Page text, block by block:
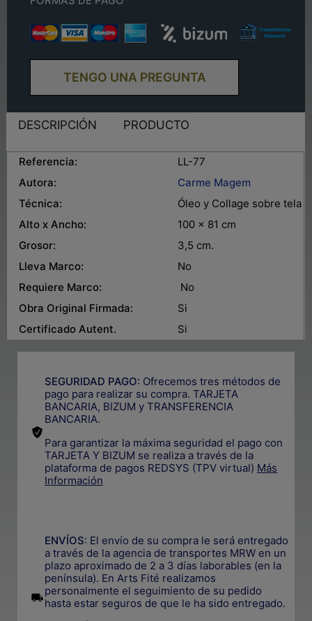
TENGO UNA PREGUNTA
DESCRIPCIÓN PRODUCTO
Referencia:
LL-77
Autora:
Carme Magem
Técnica:
Óleo y Collage sobre tela
Alto x Ancho:
100 x 81 cm
Grosor:
3,5 cm.
Lleva Marco:
No
Requiere Marco:
No
Obra Original Firmada:
Si
Certificado Autent.
Si
SEGURIDAD PAGO: Ofrecemos tres métodos de
pago para realizar su compra. TARJETA
BANCARIA, BIZUM y TRANSFERENCIA
BANCARIA.
Para garantizar la máxima seguridad el pago con
TARJETA Y BIZUM se realiza a través de la
plataforma de pagos REDSYS (TPV virtual) Más
Información
ENVÍOS: El envío de su compra le será entregado
a través de la agencia de transportes MRW en un
plazo aproximado de 2 a 3 días laborables (en la
península). En Arts Fité realizamos
personalmente el seguimiento de su pedido
hasta estar seguros de que le ha sido entregado.